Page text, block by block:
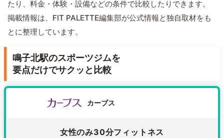
たり、料金・体験・設備などの条件で比較したりできます。
掲載情報は、FIT PALETTE編集部が公式情報と独自取材をも
とに整理しています。
鳴子北駅のスポーツジムを
要点だけでサクッと比較
カーブス
女性のみ30分フィットネス